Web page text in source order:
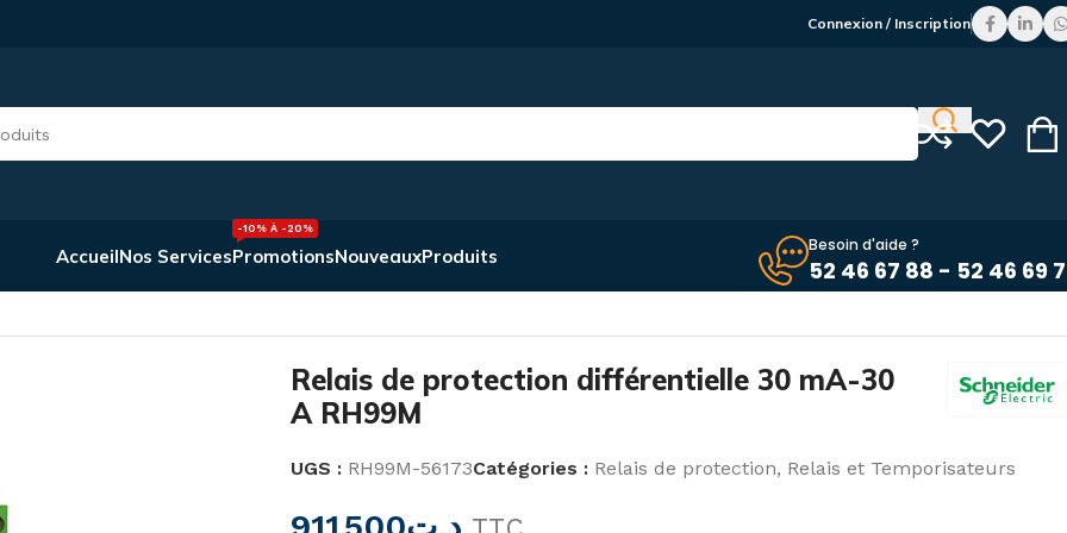
Connexion / Inscription
AccueilNos ServicesPromotions
-10% À -20%
NouveauxProduits Besoin d'aide ?
52 46 67 88 - 52 46 69
Relais de protection différentielle 30 mA-30
A RH99M
UGS : RH99M-56173Catégories : Relais de protection, Relais et Temporisateurs